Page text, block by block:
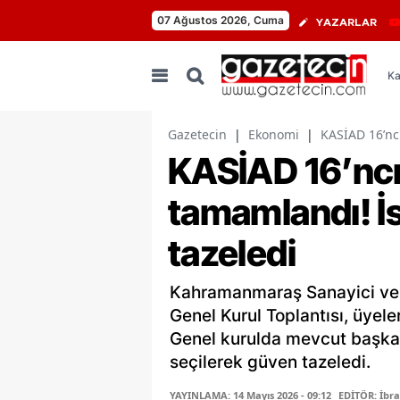
07 Ağustos 2026, Cuma YAZARLAR
Gazetecin | Ekonomi | KASİAD
KASİAD
tamamlandı!
tazeledi
Kahramanmaraş Sanayici
Genel Kurul Toplantısı,
Genel kurulda mevcut
seçilerek güven tazeledi.
YAYINLAMA: 14 Mayıs 2026 - 09:12 EDİTÖR: